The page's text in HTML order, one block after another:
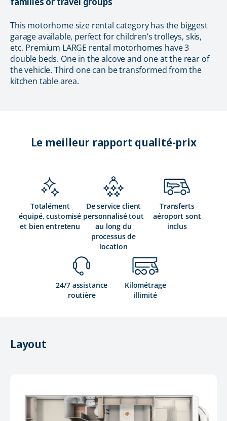
This motorhome size rental category has the biggest
garage available, perfect for children’s trolleys, skis,
etc. Premium LARGE rental motorhomes have 3
double beds. One in the alcove and one at the rear of
the vehicle. Third one can be transformed from the
kitchen table area.
Le meilleur rapport qualité-prix
Totalément
équipé, customisé
et bien entretenu
De service client
personnalisé tout
au long du
processus de
location
Transferts
aéroport sont
inclus
24/7 assistance
routière
Kilométrage
illimité
Layout